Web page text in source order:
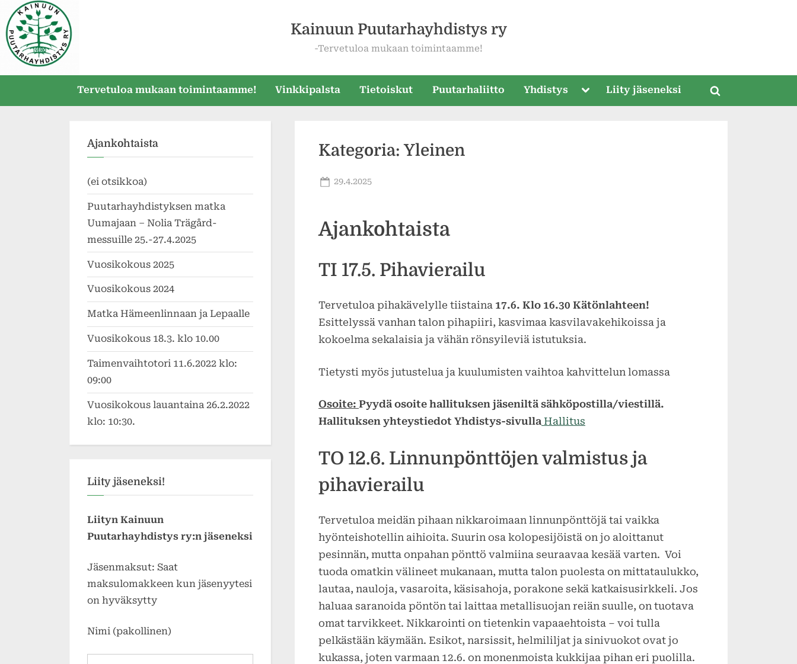
Skip
to
content
Kainuun Puutarhayhdistys ry
-Tervetuloa mukaan toimintaamme!
Tervetuloa mukaan toimintaamme! Vinkkipalsta Tietoiskut Puutarhaliitto Yhdistys
Toggle
menu
Liity jäseneksi
Toggle
Kategoria:Yleinen
Posted
29.4.2025
Ajankohtaista
TI 17.5. Pihavierailu
Tervetuloa pihakävelylle tiistaina 17.6. Klo 16.30 Kätönlahteen!
Esittelyssä vanhan talon pihapiiri, kasvimaa kasvilavakehikoissa ja
kokoelma sekalaisia ja vähän rönsyileviä istutuksia.
Tietysti myös jutustelua ja kuulumisten vaihtoa kahvittelun lomassa
Osoite: Pyydä osoite hallituksen jäseniltä sähköpostilla/viestillä.
Hallituksen yhteystiedot Yhdistys-sivulla Hallitus
TO 12.6. Linnunpönttöjen valmistus ja
pihavierailu
Tervetuloa meidän pihaan nikkaroimaan linnunpönttöjä tai vaikka
hyönteishotellin aihioita. Suurin osa kolopesijöistä on jo aloittanut
pesinnän, mutta onpahan pönttö valmiina seuraavaa kesää varten. Voi
tuoda omatkin välineet mukanaan, mutta talon puolesta on mittataulukko,
lautaa, nauloja, vasaroita, käsisahoja, porakone sekä katkaisusirkkeli. Jos
haluaa saranoida pöntön tai laittaa metallisuojan reiän suulle, on tuotava
omat tarvikkeet. Nikkarointi on tietenkin vapaaehtoista – voi tulla
pelkästään käymään. Esikot, narsissit, helmililjat ja sinivuokot ovat jo
kukassa, joten varmaan 12.6. on monenmoista kukkijaa pihan eri puolilla.
Ajankohtaista
(ei otsikkoa)
Puutarhayhdistyksen matka
Uumajaan – Nolia Trägård-
messuille 25.-27.4.2025
Vuosikokous 2025
Vuosikokous 2024
Matka Hämeenlinnaan ja Lepaalle
Vuosikokous 18.3. klo 10.00
Taimenvaihtotori 11.6.2022 klo:
09:00
Vuosikokous lauantaina 26.2.2022
klo: 10:30.
Liity jäseneksi!
Liityn Kainuun
Puutarhayhdistys ry:n jäseneksi
Jäsenmaksut: Saat
maksulomakkeen kun jäsenyytesi
on hyväksytty
Nimi (pakollinen)